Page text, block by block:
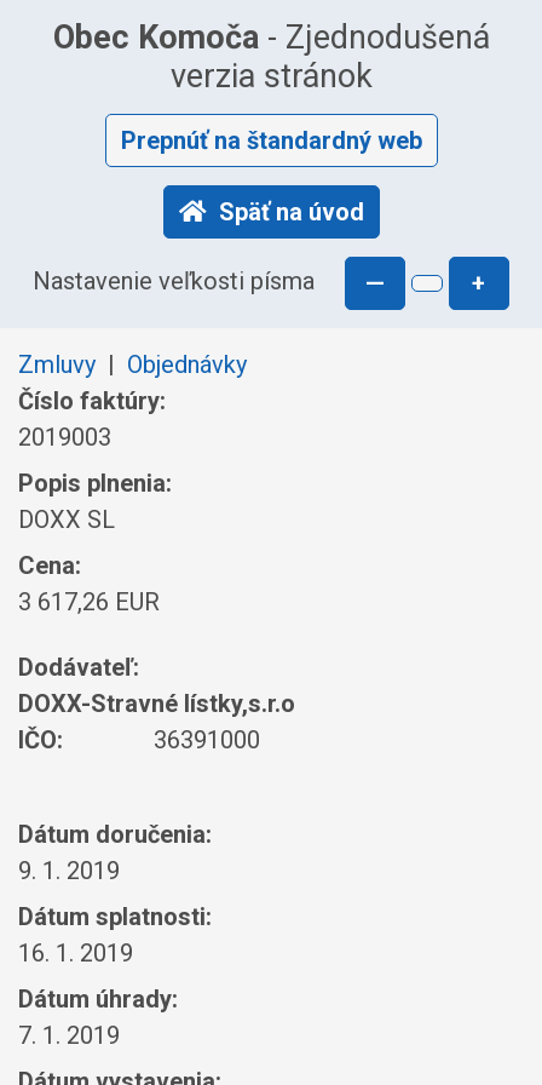
Obec Komoča- Zjednodušená
verzia stránok
Prepnúť na štandardný web
Späť na úvod
Nastavenie veľkosti písma — +
Zmluvy | Objednávky
Číslo faktúry:
2019003
Popis plnenia:
DOXX SL
Cena:
3 617,26 EUR
Dodávateľ:
DOXX-Stravné lístky,s.r.o
IČO:
36391000
Dátum doručenia:
9. 1. 2019
Dátum splatnosti:
16. 1. 2019
Dátum úhrady:
7. 1. 2019